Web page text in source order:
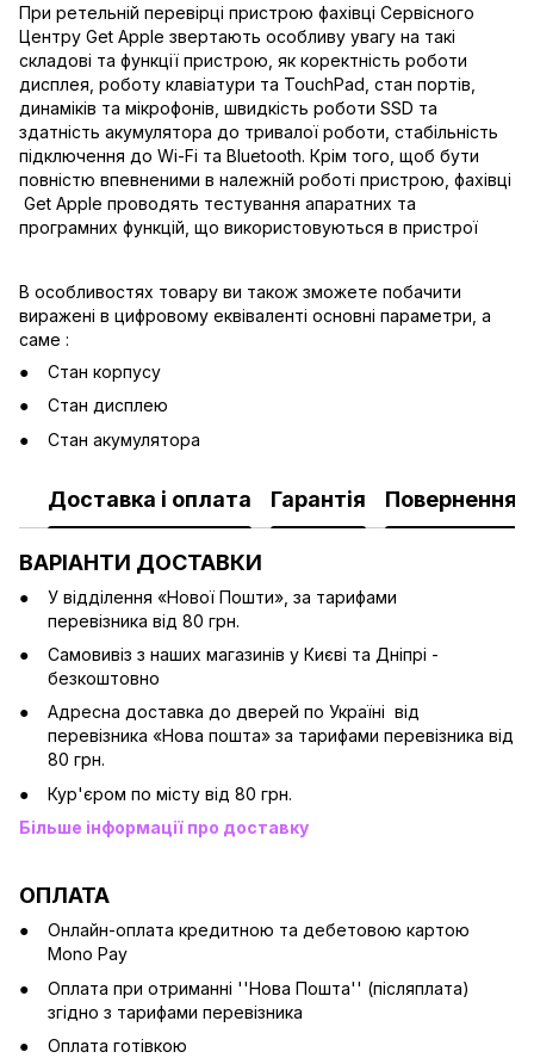
При ретельній перевірці пристрою фахівці Сервісного
Центру Get Apple звертають особливу увагу на такі
складові та функції пристрою, як коректність роботи
дисплея, роботу клавіатури та TouchPad, стан портів,
динаміків та мікрофонів, швидкість роботи SSD та
здатність акумулятора до тривалої роботи, стабільність
підключення до Wi-Fi та Bluetooth. Крім того, щоб бути
повністю впевненими в належній роботі пристрою, фахівці
Get Apple проводять тестування апаратних та
програмних функцій, що використовуються в пристрої
В особливостях товару ви також зможете побачити
виражені в цифровому еквіваленті основні параметри, а
саме :
Стан корпусу
Стан дисплею
Стан акумулятора
Доставка і оплата Гарантія Повернення
ВАРІАНТИ ДОСТАВКИ
У відділення «Нової Пошти», за тарифами
перевізника від 80 грн.
Cамовивіз з наших магазинів у Києві та Дніпрі -
безкоштовно
Адресна доставка до дверей по Україні від
перевізника «Нова пошта» за тарифами перевізника від
80 грн.
Кур'єром по місту від 80 грн.
Більше інформації про доставку
ОПЛАТА
Онлайн-оплата кредитною та дебетовою картою
Mono Pay
Оплата при отриманні ''Нова Пошта'' (післяплата)
згідно з тарифами перевізника
Оплата готівкою